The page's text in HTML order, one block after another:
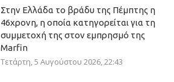
Στην Ελλάδα το βράδυ της Πέμπτης η
46χρονη, η οποία κατηγορείται για τη
συμμετοχή της στον εμπρησμό της
Marfin
Τετάρτη, 5 Αυγούστου 2026, 22:43